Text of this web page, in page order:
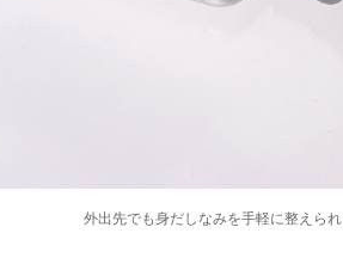
外出先でも身だしなみを手軽に整えら